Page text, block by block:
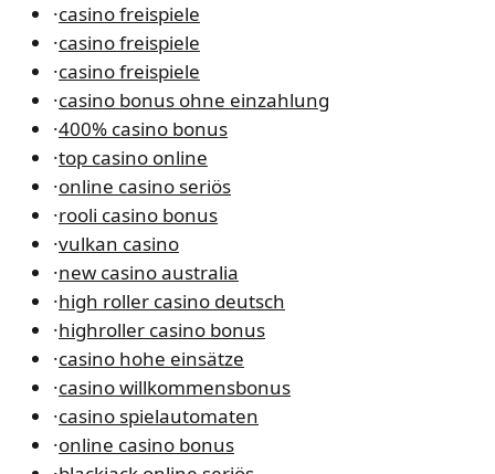
·casino freispiele
·casino freispiele
·casino freispiele
·casino bonus ohne einzahlung
·400% casino bonus
·top casino online
·online casino seriös
·rooli casino bonus
·vulkan casino
·new casino australia
·high roller casino deutsch
·highroller casino bonus
·casino hohe einsätze
·casino willkommensbonus
·casino spielautomaten
·online casino bonus